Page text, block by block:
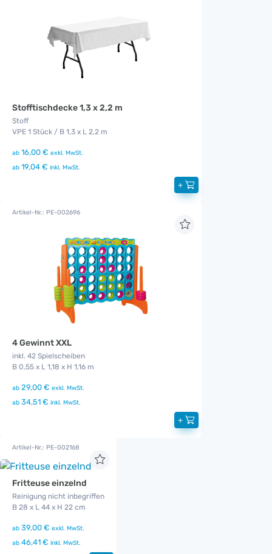
Stofftischdecke 1,3 x 2,2 m
Stoff
VPE 1 Stück / B 1,3 x L 2,2 m
ab 16,00 € exkl. MwSt.
ab 19,04 € inkl. MwSt.
+
Artikel-Nr.: PE-002696
4 Gewinnt XXL
inkl. 42 Spielscheiben
B 0,55 x L 1,18 x H 1,16 m
ab 29,00 € exkl. MwSt.
ab 34,51 € inkl. MwSt.
+
Artikel-Nr.: PE-002168
Fritteuse einzelnd
Reinigung nicht inbegriffen
B 28 x L 44 x H 22 cm
ab 39,00 € exkl. MwSt.
ab 46,41 € inkl. MwSt.